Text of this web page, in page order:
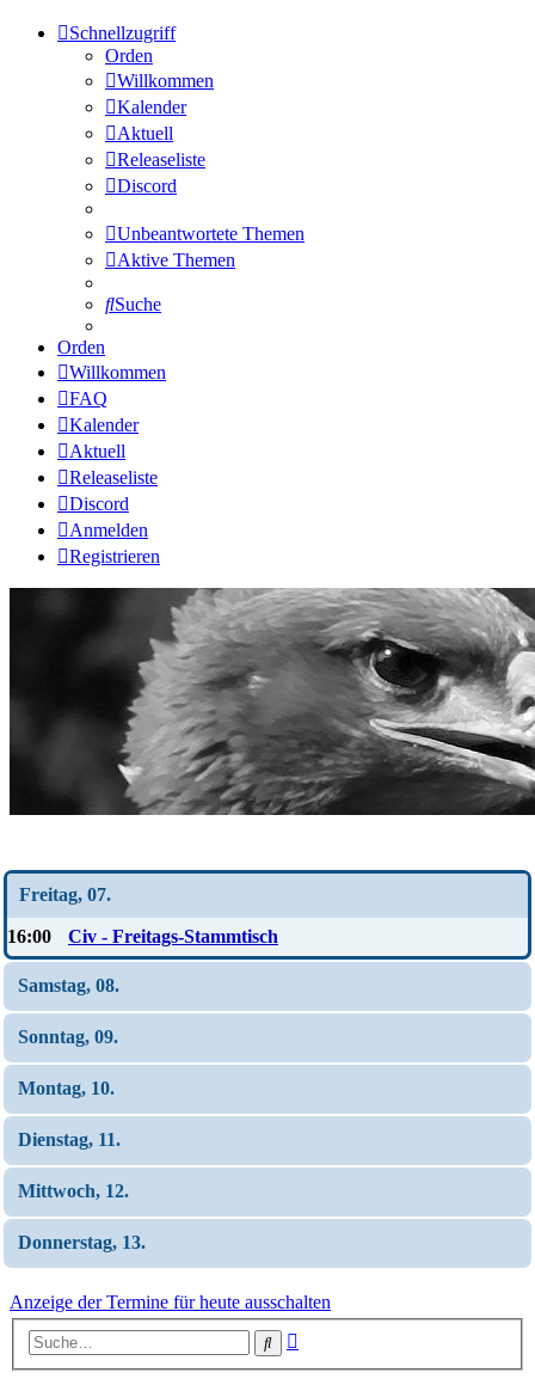
Schnellzugriff
Orden
Willkommen
Kalender
Aktuell
Releaseliste
Discord
Unbeantwortete Themen
Aktive Themen
Suche
Orden
Willkommen
FAQ
Kalender
Aktuell
Releaseliste
Discord
Anmelden
Registrieren
Freitag, 07.
16:00 Civ - Freitags-Stammtisch
Samstag, 08.
Sonntag, 09.
Montag, 10.
Dienstag, 11.
Mittwoch, 12.
Donnerstag, 13.
Anzeige der Termine für heute ausschalten
Suche